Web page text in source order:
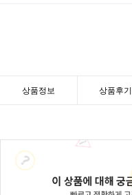
상품정보 상품후기